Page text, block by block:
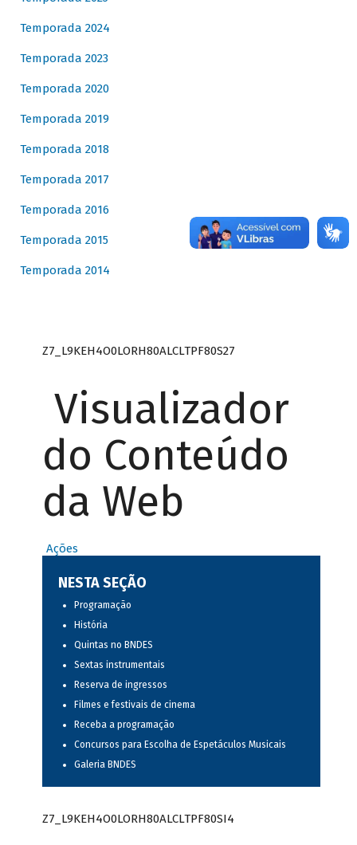
Temporada 2024
Temporada 2023
Temporada 2020
Temporada 2019
Temporada 2018
Temporada 2017
Temporada 2016
Temporada 2015
Temporada 2014
Z7_L9KEH4O0LORH80ALCLTPF80S27
Visualizador
do Conteúdo
da Web
Ações
NESTA SEÇÃO
Programação
História
Quintas no BNDES
Sextas instrumentais
Reserva de ingressos
Filmes e festivais de cinema
Receba a programação
Concursos para Escolha de Espetáculos Musicais
Galeria BNDES
Z7_L9KEH4O0LORH80ALCLTPF80SI4